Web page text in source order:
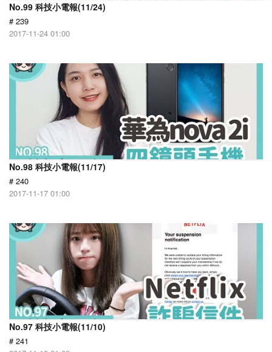
No.99 科技小電報(11/24)
# 239
2017-11-24 01:00
No.98 科技小電報(11/17)
# 240
2017-11-17 01:00
No.97 科技小電報(11/10)
# 241